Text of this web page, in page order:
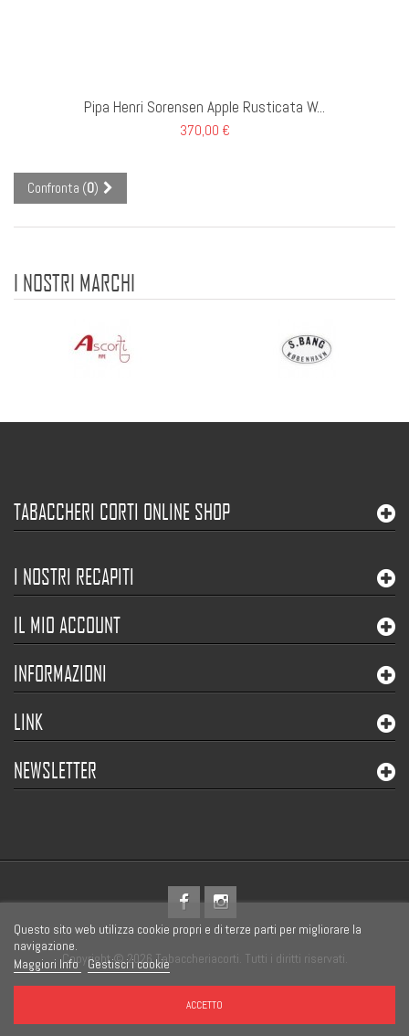
Pipa Henri Sorensen Apple Rusticata W...
370,00 €
Confronta (0)
I NOSTRI MARCHI
TABACCHERI CORTI ONLINE SHOP
I NOSTRI RECAPITI
IL MIO ACCOUNT
INFORMAZIONI
LINK
NEWSLETTER
Copyright © 2026 Tabaccheriacorti. Tutti i diritti riservati.
Questo sito web utilizza cookie propri e di terze parti per migliorare la
navigazione.
Maggiori Info Gestisci i cookie
ACCETTO